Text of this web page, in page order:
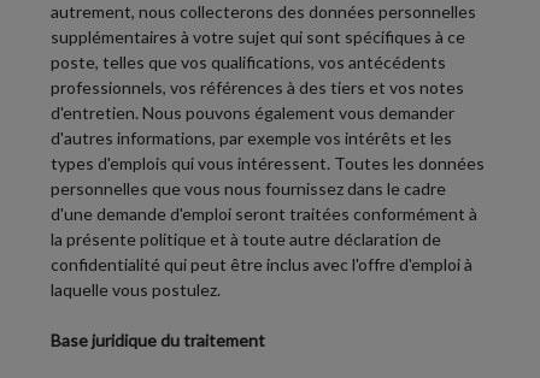
autrement, nous collecterons des données personnelles
supplémentaires à votre sujet qui sont spécifiques à ce
poste, telles que vos qualifications, vos antécédents
professionnels, vos références à des tiers et vos notes
d'entretien. Nous pouvons également vous demander
d'autres informations, par exemple vos intérêts et les
types d'emplois qui vous intéressent. Toutes les données
personnelles que vous nous fournissez dans le cadre
d'une demande d'emploi seront traitées conformément à
la présente politique et à toute autre déclaration de
confidentialité qui peut être inclus avec l'offre d'emploi à
laquelle vous postulez.
Base juridique du traitement